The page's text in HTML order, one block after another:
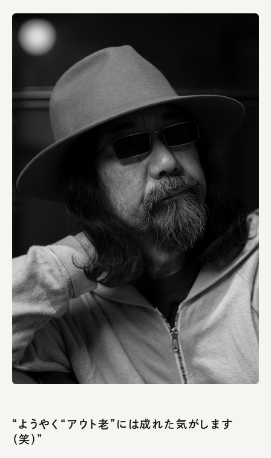
“ようやく“アウト老”には成れた気がします
（笑）”